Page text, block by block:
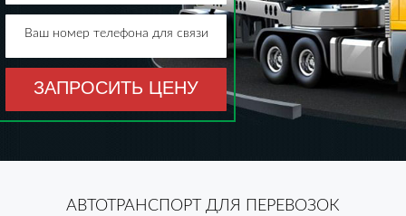
ЗАПРОСИТЬ ЦЕНУ
Ваш номер телефона для связи
АВТОТРАНСПОРТ ДЛЯ ПЕРЕВОЗОК